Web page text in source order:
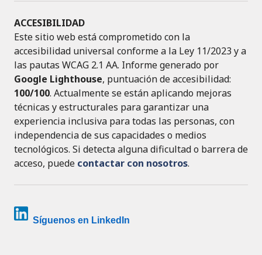
ACCESIBILIDAD
Este sitio web está comprometido con la
accesibilidad universal conforme a la Ley 11/2023 y a
las pautas WCAG 2.1 AA. Informe generado por
Google Lighthouse, puntuación de accesibilidad:
100/100. Actualmente se están aplicando mejoras
técnicas y estructurales para garantizar una
experiencia inclusiva para todas las personas, con
independencia de sus capacidades o medios
tecnológicos. Si detecta alguna dificultad o barrera de
acceso, puede contactar con nosotros.
Síguenos en LinkedIn